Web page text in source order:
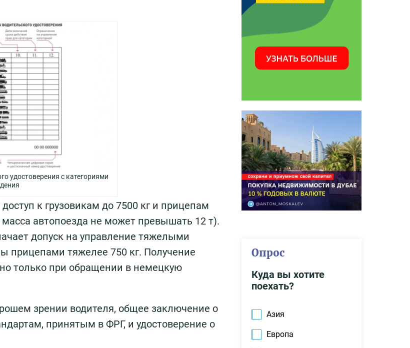
удостоверения с категориями
к грузовикам до 7500 кг и прицепам
автопоезда не может превышать 12 т).
допуск на управление тяжелыми
прицепами тяжелее 750 кг. Получение
только при обращении в немецкую
зрении водителя, общее заключение о
принятым в ФРГ, и удостоверение о
Опрос
Куда вы хотите
поехать?
Азия
Европа